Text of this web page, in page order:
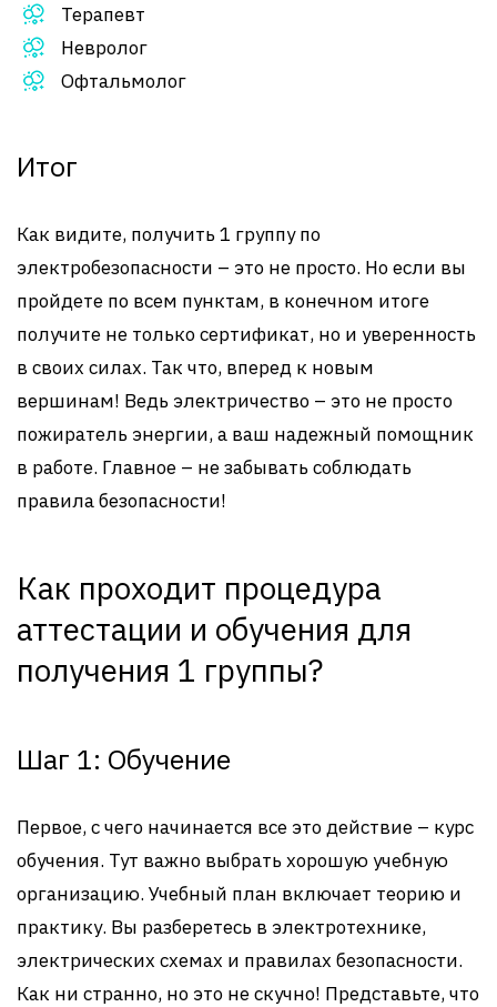
Терапевт
Невролог
Офтальмолог
Итог
Как видите, получить 1 группу по
электробезопасности – это не просто. Но если вы
пройдете по всем пунктам, в конечном итоге
получите не только сертификат, но и уверенность
в своих силах. Так что, вперед к новым
вершинам! Ведь электричество – это не просто
пожиратель энергии, а ваш надежный помощник
в работе. Главное – не забывать соблюдать
правила безопасности!
Как проходит процедура
аттестации и обучения для
получения 1 группы?
Шаг 1: Обучение
Первое, с чего начинается все это действие – курс
обучения. Тут важно выбрать хорошую учебную
организацию. Учебный план включает теорию и
практику. Вы разберетесь в электротехнике,
электрических схемах и правилах безопасности.
Как ни странно, но это не скучно! Представьте, что